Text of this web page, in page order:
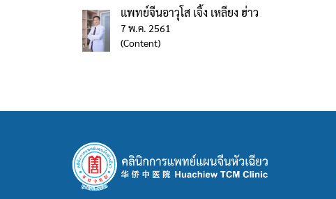
แพทย์จีนอาวุโส เจิ้ง เหลียง ฮ่าว
7 พ.ค. 2561
(Content)